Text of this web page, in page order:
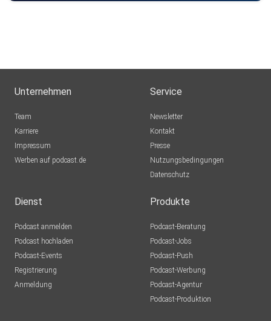
Unternehmen
Team
Karriere
Impressum
Werben auf podcast.de
Service
Newsletter
Kontakt
Presse
Nutzungsbedingungen
Datenschutz
Dienst
Podcast anmelden
Podcast hochladen
Podcast-Events
Registrierung
Anmeldung
Produkte
Podcast-Beratung
Podcast-Jobs
Podcast-Push
Podcast-Werbung
Podcast-Agentur
Podcast-Produktion